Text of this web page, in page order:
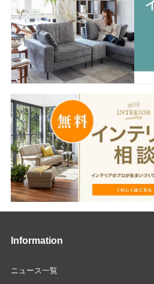
Information
ニュース一覧